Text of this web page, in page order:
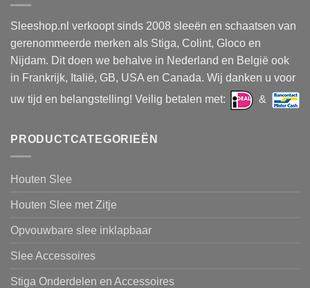
Sleeshop.nl verkoopt sinds 2008 sleeën en schaatsen van
gerenommeerde merken als Stiga, Colint, Gloco en
Nijdam. Dit doen we behalve in Nederland en België ook
in Frankrijk, Italië, GB, USA en Canada. Wij danken u voor
uw tijd en belangstelling! Veilig betalen met:
&
PRODUCTCATEGORIEËN
Houten Slee
Houten Slee met Zitje
Opvouwbare slee inklapbaar
Slee Accessoires
Stiga Onderdelen en Accessoires